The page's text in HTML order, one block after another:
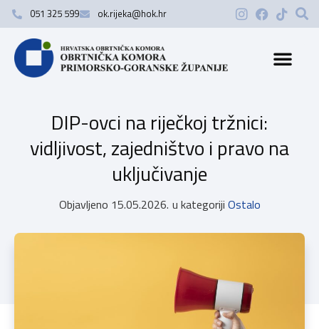
051 325 599 ok.rijeka@hok.hr
DIP-ovci na riječkoj tržnici:
vidljivost, zajedništvo i pravo na
uključivanje
Objavljeno 15.05.2026. u kategoriji Ostalo